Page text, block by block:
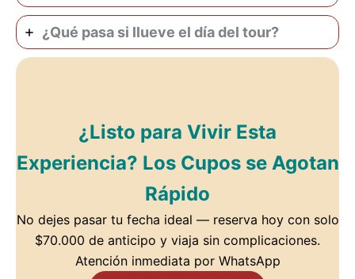
¿Qué pasa si llueve el día del tour?
¿Listo para Vivir Esta
Experiencia? Los Cupos se Agotan
Rápido
No dejes pasar tu fecha ideal — reserva hoy con solo
$70.000 de anticipo y viaja sin complicaciones.
Atención inmediata por WhatsApp